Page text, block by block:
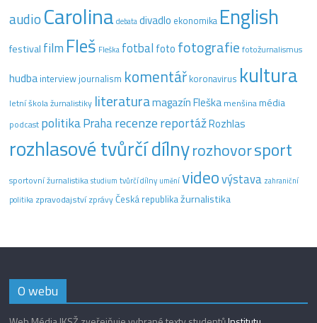
audio Carolina debata divadlo ekonomika English
festival film Fleš Fleška fotbal foto fotografie fotožurnalismus
hudba interview journalism komentář koronavirus kultura
letní škola žurnalistiky literaturamagazín Fleška menšinamédia
podcast politikaPraharecenzereportážRozhlas
rozhlasové tvůrčí dílnyrozhovorsport
sportovní žurnalistika studium tvůrčí dílny uměnívideovýstava zahraniční
politika zpravodajstvízprávyČeská republikažurnalistika
O webu